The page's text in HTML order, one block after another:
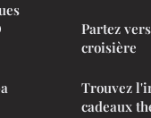
Partez
croisière
Trouvez
cadeaux